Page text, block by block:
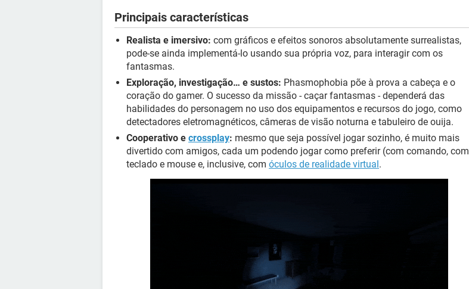
Principais características
Realista e imersivo: com gráficos e efeitos sonoros absolutamente surrealistas,
pode-se ainda implementá-lo usando sua própria voz, para interagir com os
fantasmas.
Exploração, investigação… e sustos: Phasmophobia põe à prova a cabeça e o
coração do gamer. O sucesso da missão - caçar fantasmas - dependerá das
habilidades do personagem no uso dos equipamentos e recursos do jogo, como
detectadores eletromagnéticos, câmeras de visão noturna e tabuleiro de ouija.
Cooperativo e crossplay: mesmo que seja possível jogar sozinho, é muito mais
divertido com amigos, cada um podendo jogar como preferir (com comando, com
teclado e mouse e, inclusive, com óculos de realidade virtual.